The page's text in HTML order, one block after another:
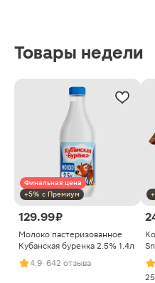
Товары недели
Финальная цена
+5% с Премиум
129.99 ₽
Молоко пастеризованное
Кубанская буренка 2.5% 1.4л
4.9· 642 отзыва